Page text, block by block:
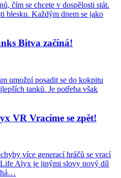
čím se chcete v dospělosti stát.
blesku. Každým dnem se jako
Bitva začíná!
umožní posadit se do kokpitu
tanků. Je potřeba však
VR Vracíme se zpět!
více generací hráčů se vrací
Alyx je jinými slovy nový díl